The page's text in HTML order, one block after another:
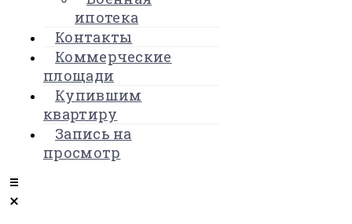
ипотека
Контакты
Коммерческие
площади
Купившим
квартиру
Запись на
просмотр